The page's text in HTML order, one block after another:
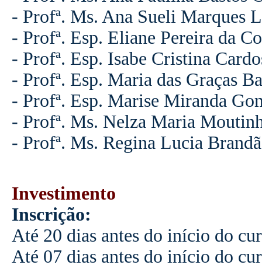
- Profª. Ms. Ana Sueli Marques
- Profª. Esp. Eliane Pereira da
- Profª. Esp. Isabe Cristina
- Profª. Esp. Maria das Graças
- Profª. Esp. Marise Miranda
- Profª. Ms. Nelza Maria
- Profª. Ms. Regina Lucia
Investimento
Inscrição:
Até 20 dias antes do início do
Até 07 dias antes do início do